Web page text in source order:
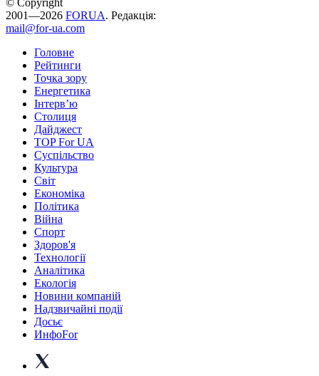
2001—2026 FORUA. Редакція:
mail@for-ua.com
Головне
Рейтинги
Точка зору
Енергетика
Інтерв’ю
Столиця
Дайджест
TOP For UA
Суспiльство
Культура
Світ
Економіка
Політика
Війна
Спорт
Здоров'я
Технології
Аналітика
Екологія
Новини компаній
Надзвичайні події
Досьє
ИнфоFor